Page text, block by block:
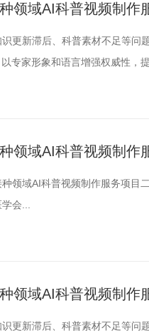
领域AI科普视频制作
更新滞后、科普素材不足等
专家形象和语言增强权威性，
评选，比选要求如下：一、参
领域AI科普视频制作
领域AI科普视频制作服务项目
会...
领域AI科普视频制作
更新滞后、科普素材不足等